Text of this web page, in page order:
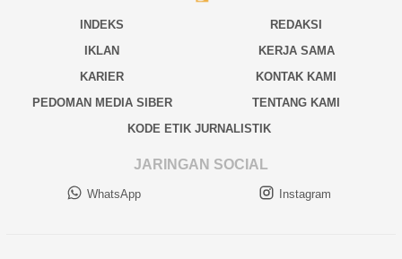
INDEKS
REDAKSI
IKLAN
KERJA SAMA
KARIER
KONTAK KAMI
PEDOMAN MEDIA SIBER
TENTANG KAMI
KODE ETIK JURNALISTIK
JARINGAN SOCIAL
WhatsApp Instagram